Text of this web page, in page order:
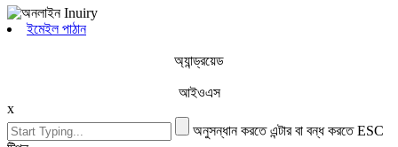
ইমেইল পাঠান
অ্যান্ড্রয়েড
আইওএস
x
অনুসন্ধান করতে এন্টার বা বন্ধ করতে ESC